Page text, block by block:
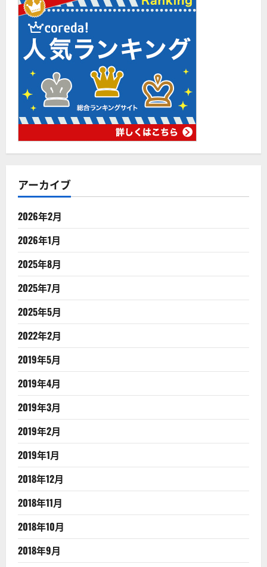
アーカイブ
2026年2月
2026年1月
2025年8月
2025年7月
2025年5月
2022年2月
2019年5月
2019年4月
2019年3月
2019年2月
2019年1月
2018年12月
2018年11月
2018年10月
2018年9月